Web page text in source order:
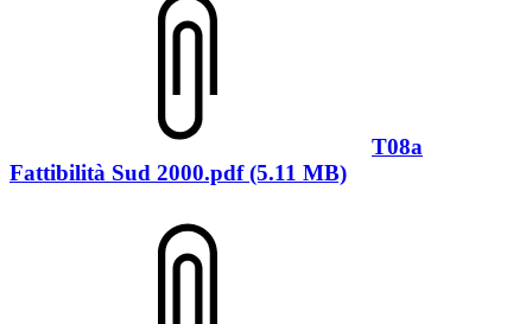
T08a
Fattibilità Sud 2000.pdf (5.11 MB)